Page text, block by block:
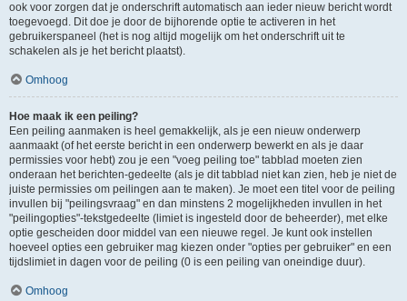
ook voor zorgen dat je onderschrift automatisch aan ieder nieuw bericht wordt
toegevoegd. Dit doe je door de bijhorende optie te activeren in het
gebruikerspaneel (het is nog altijd mogelijk om het onderschrift uit te
schakelen als je het bericht plaatst).
Omhoog
Hoe maak ik een peiling?
Een peiling aanmaken is heel gemakkelijk, als je een nieuw onderwerp
aanmaakt (of het eerste bericht in een onderwerp bewerkt en als je daar
permissies voor hebt) zou je een "voeg peiling toe" tabblad moeten zien
onderaan het berichten-gedeelte (als je dit tabblad niet kan zien, heb je niet de
juiste permissies om peilingen aan te maken). Je moet een titel voor de peiling
invullen bij "peilingsvraag" en dan minstens 2 mogelijkheden invullen in het
"peilingopties"-tekstgedeelte (limiet is ingesteld door de beheerder), met elke
optie gescheiden door middel van een nieuwe regel. Je kunt ook instellen
hoeveel opties een gebruiker mag kiezen onder "opties per gebruiker" en een
tijdslimiet in dagen voor de peiling (0 is een peiling van oneindige duur).
Omhoog